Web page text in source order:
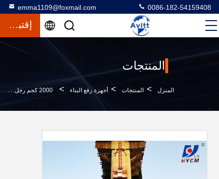
emma1109@foxmail.com 0086-182-54159408
إقتباس
المنتجات
المنزل > المنتجات > أجهزة رفع البناء > 2000 كجم رجل ومواد رفع المصعد السكني قفص واحد للمشاريع